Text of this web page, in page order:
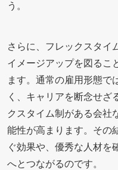
う。
さらに、フレックスタイ
イメージアップを図るこ
ます。通常の雇用形態で
く、キャリアを断念せざ
クスタイム制がある会社
能性が高まります。その
ぐ効果や、優秀な人材を
へとつながるのです。